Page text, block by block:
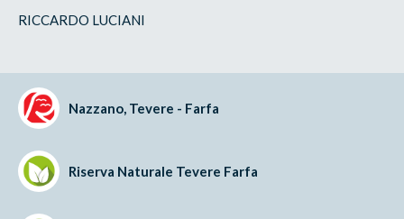
RICCARDO LUCIANI
Nazzano, Tevere - Farfa
Riserva Naturale Tevere Farfa